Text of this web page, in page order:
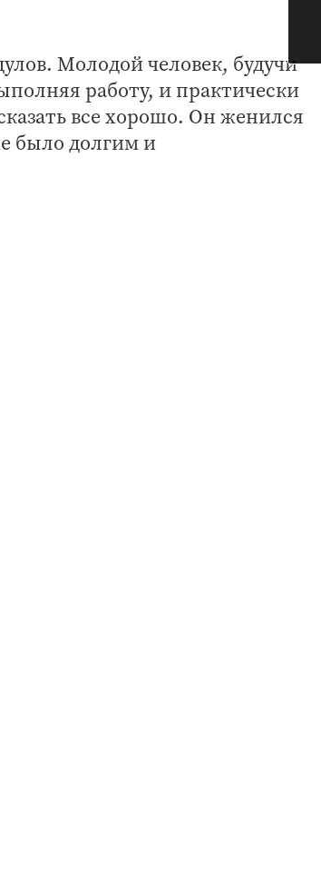
Молодой человек, будучи
работу, и практически
все хорошо. Он женился
было долгим и